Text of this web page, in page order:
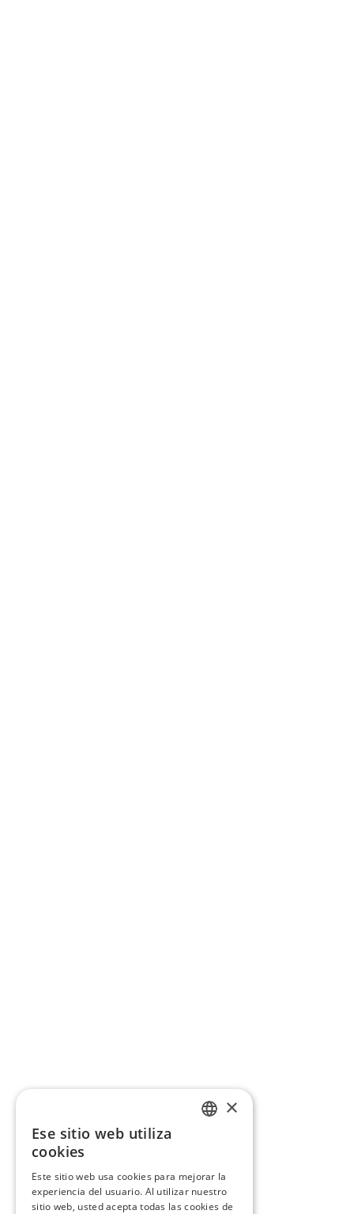
×
Ese sitio web utiliza
cookies
Este sitio web usa cookies para mejorar la
experiencia del usuario. Al utilizar nuestro
sitio web, usted acepta todas las cookies de